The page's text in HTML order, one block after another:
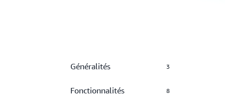
Généralités 3
Fonctionnalités 8